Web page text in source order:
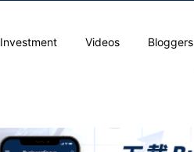
Investment Videos Bloggers